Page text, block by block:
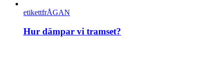
etikettfrÅGAN
Hur dämpar vi tramset?